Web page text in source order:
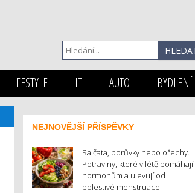
LIFESTYLE IT AUTO BYDLENÍ
NEJNOVĚJŠÍ PŘÍSPĚVKY
Rajčata, borůvky nebo ořechy.
Potraviny, které v létě pomáhají
hormonům a ulevují od
bolestivé menstruace